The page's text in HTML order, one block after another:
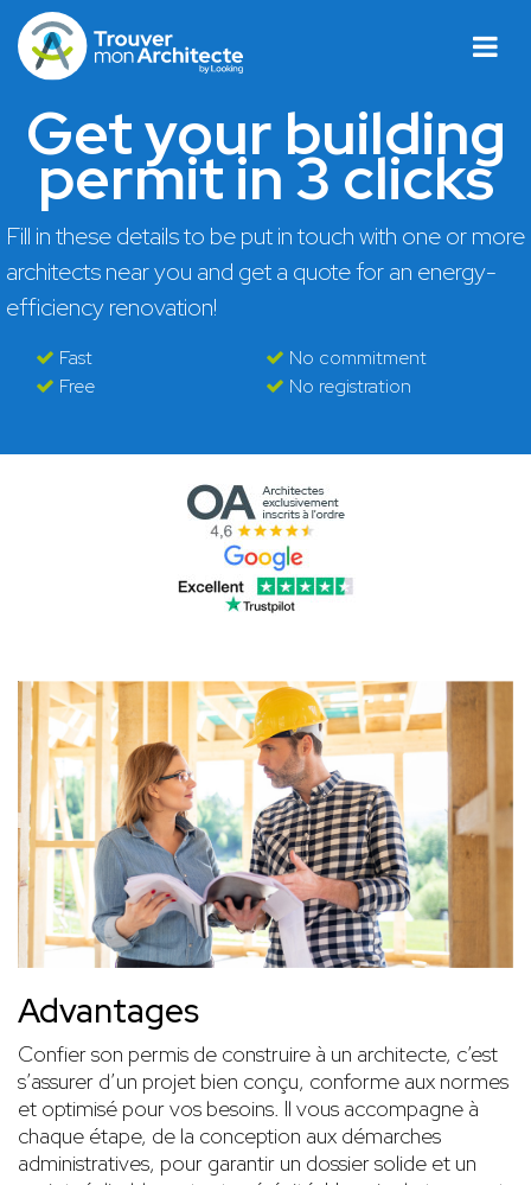
Get your building
permit in 3 clicks
Fill in these details to be put in touch with one or more
architects near you and get a quote for an energy-
efficiency renovation!
Fast
No commitment
Free
No registration
Advantages
Confier son permis de construire à un architecte, c’est
s’assurer d’un projet bien conçu, conforme aux normes
et optimisé pour vos besoins. Il vous accompagne à
chaque étape, de la conception aux démarches
administratives, pour garantir un dossier solide et un